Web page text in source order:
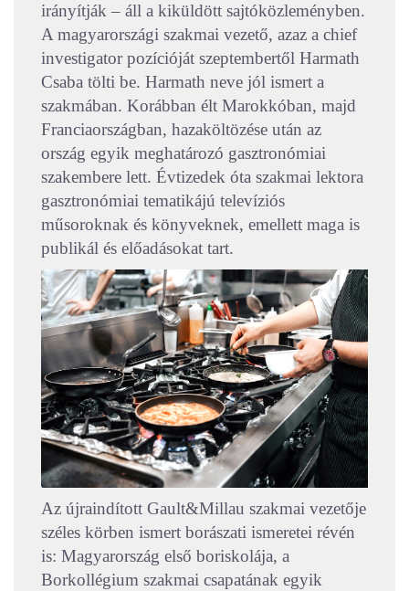
irányítják – áll a kiküldött sajtóközleményben.
A magyarországi szakmai vezető, azaz a chief
investigator pozícióját szeptembertől Harmath
Csaba tölti be. Harmath neve jól ismert a
szakmában. Korábban élt Marokkóban, majd
Franciaországban, hazaköltözése után az
ország egyik meghatározó gasztronómiai
szakembere lett. Évtizedek óta szakmai lektora
gasztronómiai tematikájú televíziós
műsoroknak és könyveknek, emellett maga is
publikál és előadásokat tart.
Az újraindított Gault&Millau szakmai vezetője
széles körben ismert borászati ismeretei révén
is: Magyarország első boriskolája, a
Borkollégium szakmai csapatának egyik